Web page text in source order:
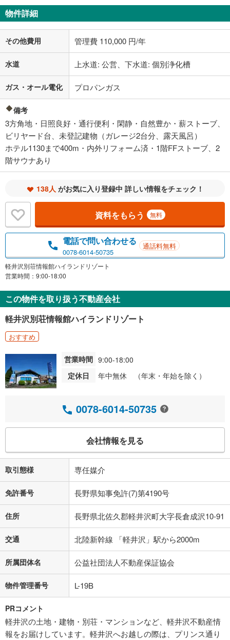
物件詳細
その他費用 管理費 110,000 円/年
水道 上水道: 公営、下水道: 個別浄化槽
ガス・オール電化 プロパンガス
備考
3方角地・日照良好・通行便利・閑静・自然豊か・薪ストーブ、
ビリヤード台、未登記建物（ガレージ2台分、露天風呂）
ホテル1130まで400m・内外リフォーム済・1階FFストーブ、2
階サウナあり
138人 がお気に入り登録中 詳しい情報をチェック！
資料をもらう 無料
電話で問い合わせる
0078-6014-50735
通話料無料
軽井沢別荘情報館ハイランドリゾート
営業時間：9:00-18:00
この物件を取り扱う不動産会社
軽井沢別荘情報館ハイランドリゾート
おすすめ
営業時間 9:00-18:00
定休日
年中無休 （年末・年始を除く）
0078-6014-50735
会社情報を見る
取引態様 専任媒介
免許番号 長野県知事免許(7)第4190号
住所 長野県北佐久郡軽井沢町大字長倉成沢10-91
交通 北陸新幹線 「軽井沢」駅から2000m
所属団体名 公益社団法人不動産保証協会
物件管理番号 L-19B
PRコメント
軽井沢の土地・建物・別荘・マンションなど、軽井沢不動産情
報をお届けしています。軽井沢へお越しの際は、プリンス通り